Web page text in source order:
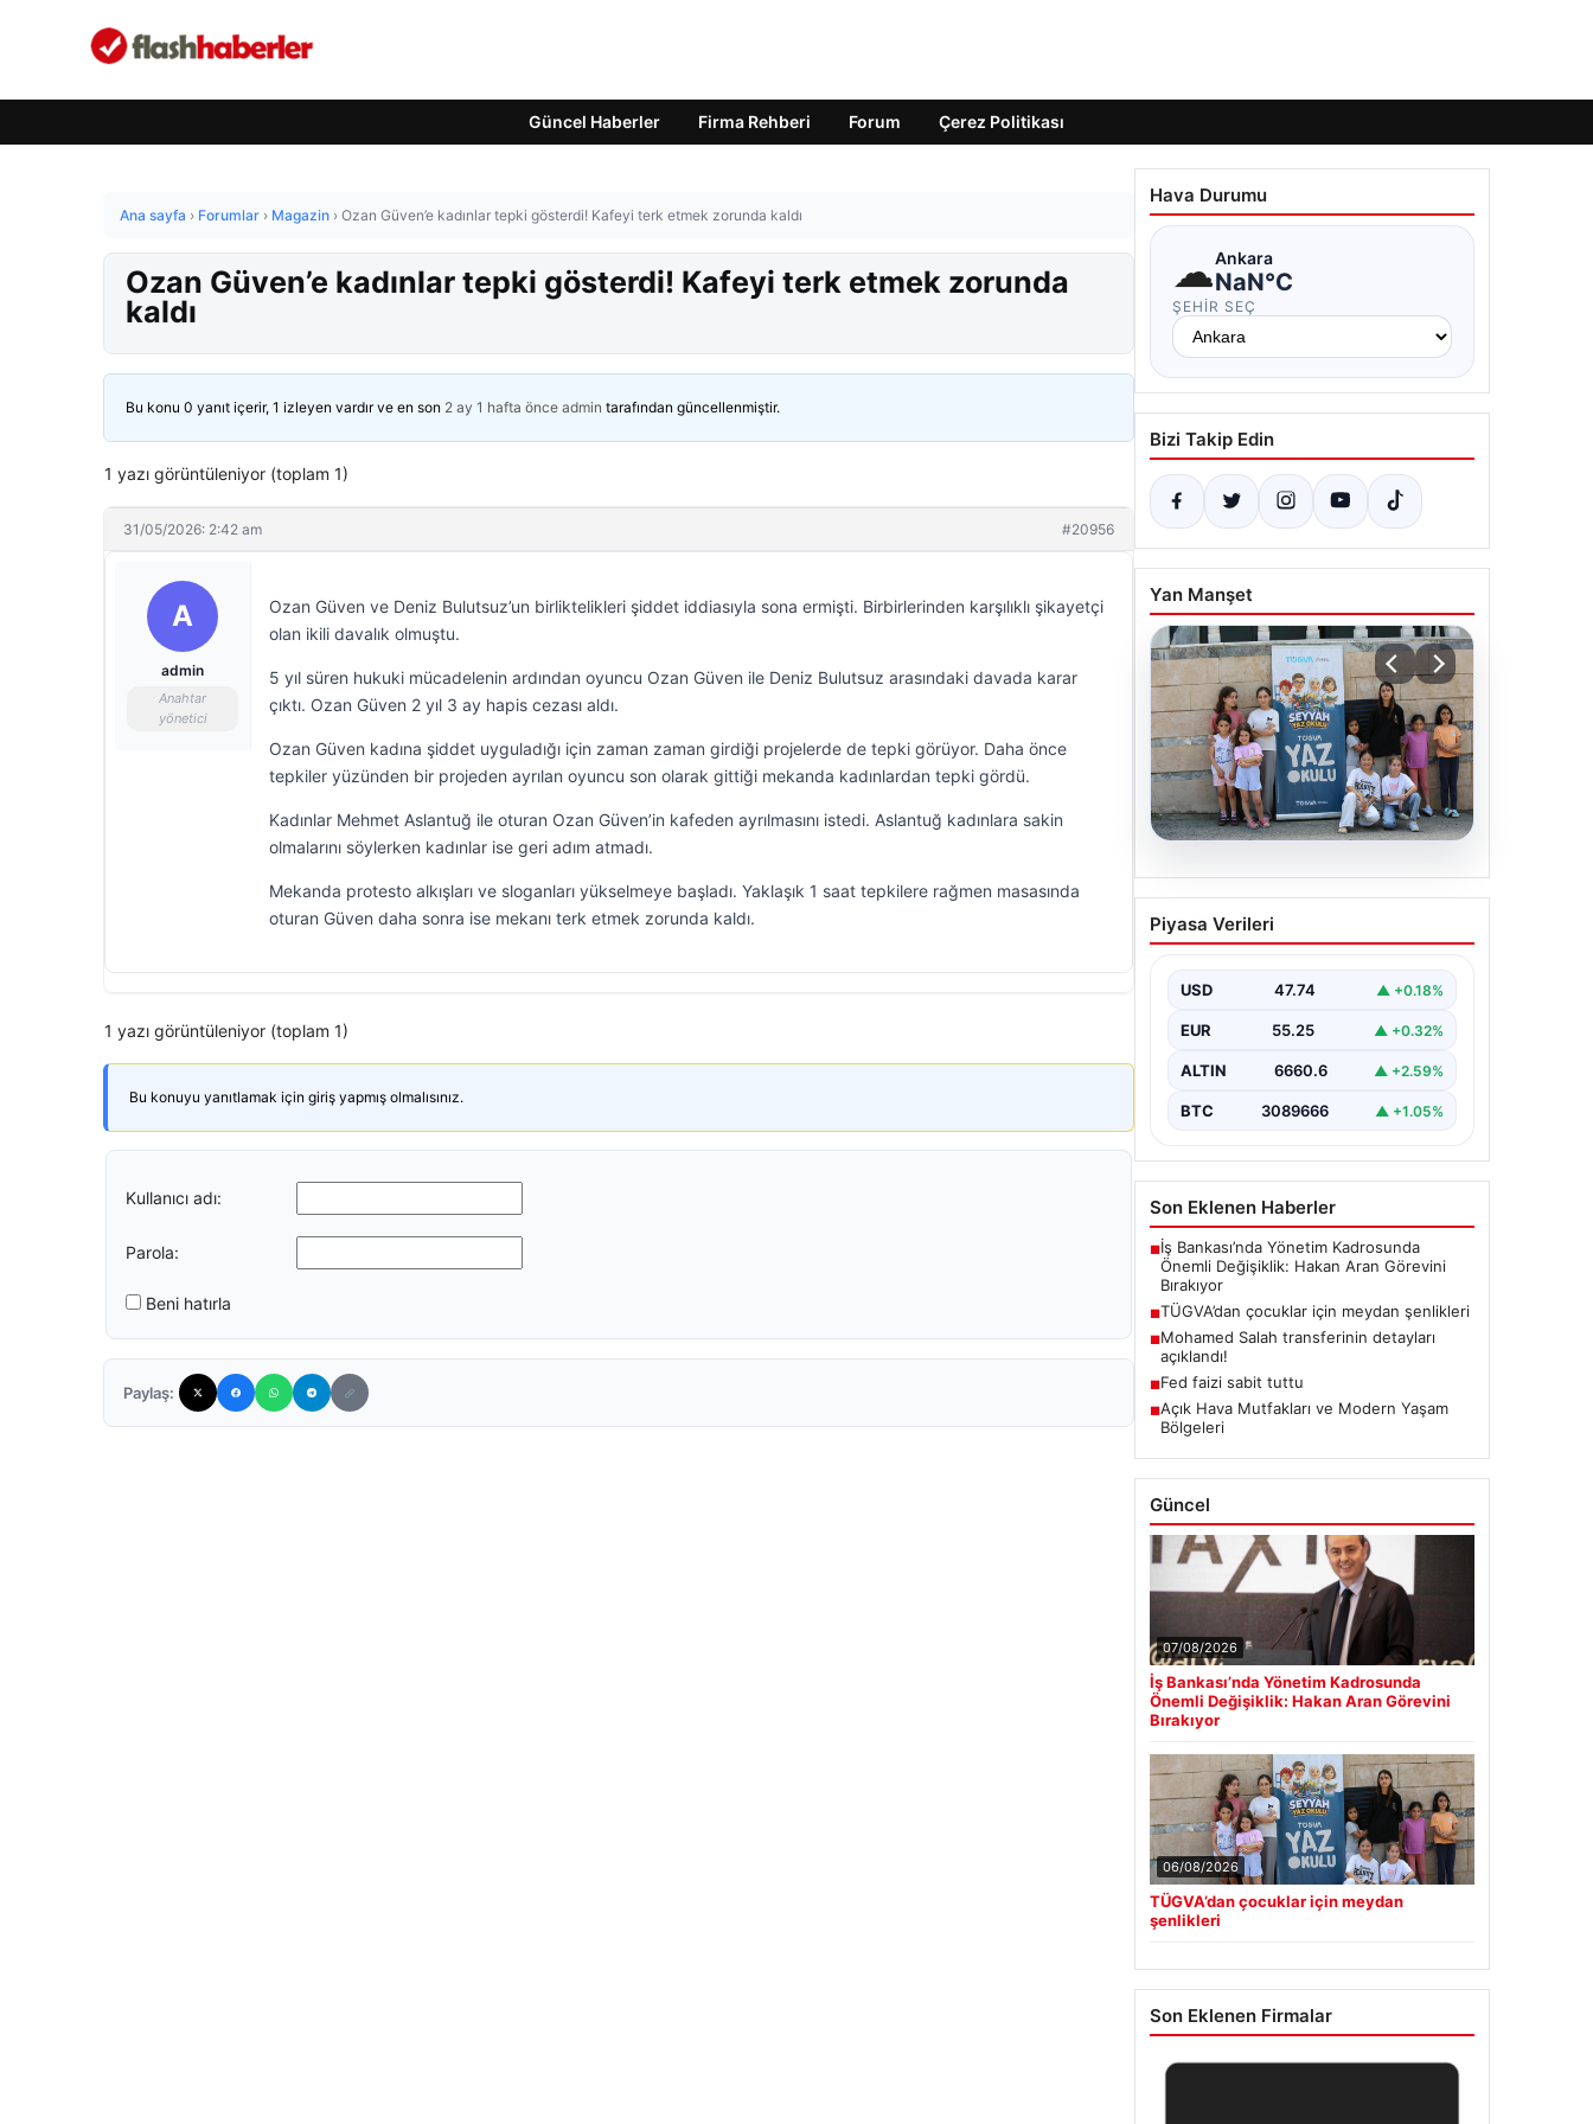
Güncel Haberler Firma Rehberi Forum Çerez Politikası
Ana sayfa › Forumlar › Magazin › Ozan Güven’e kadınlar tepki gösterdi! Kafeyi terk etmek zorunda kaldı
Ozan Güven’e kadınlar tepki gösterdi! Kafeyi terk etmek zorunda
kaldı
Bu konu 0 yanıt içerir, 1 izleyen vardır ve en son 2 ay 1 hafta önce admin tarafından güncellenmiştir.
1 yazı görüntüleniyor (toplam 1)
31/05/2026: 2:42 am #20956
A
admin
Anahtar
yönetici
Ozan Güven ve Deniz Bulutsuz’un birliktelikleri şiddet iddiasıyla sona ermişti. Birbirlerinden karşılıklı şikayetçi
olan ikili davalık olmuştu.
5 yıl süren hukuki mücadelenin ardından oyuncu Ozan Güven ile Deniz Bulutsuz arasındaki davada karar
çıktı. Ozan Güven 2 yıl 3 ay hapis cezası aldı.
Ozan Güven kadına şiddet uyguladığı için zaman zaman girdiği projelerde de tepki görüyor. Daha önce
tepkiler yüzünden bir projeden ayrılan oyuncu son olarak gittiği mekanda kadınlardan tepki gördü.
Kadınlar Mehmet Aslantuğ ile oturan Ozan Güven’in kafeden ayrılmasını istedi. Aslantuğ kadınlara sakin
olmalarını söylerken kadınlar ise geri adım atmadı.
Mekanda protesto alkışları ve sloganları yükselmeye başladı. Yaklaşık 1 saat tepkilere rağmen masasında
oturan Güven daha sonra ise mekanı terk etmek zorunda kaldı.
1 yazı görüntüleniyor (toplam 1)
Bu konuyu yanıtlamak için giriş yapmış olmalısınız.
Kullanıcı adı:
Parola:
Beni hatırla
Paylaş:
Hava Durumu
☁Ankara
NaN°C
ŞEHIR SEÇ
Bizi Takip Edin
Yan Manşet
06.08.2026
TÜGVA’dan çocuklar için
meydan şenlikleri
Piyasa Verileri
USD 47.74 ▲ +0.18%
EUR 55.25 ▲ +0.32%
ALTIN 6660.6 ▲ +2.59%
BTC 3089666 ▲ +1.05%
Son Eklenen Haberler
■İş Bankası’nda Yönetim Kadrosunda
Önemli Değişiklik: Hakan Aran Görevini
Bırakıyor
■TÜGVA’dan çocuklar için meydan şenlikleri
■Mohamed Salah transferinin detayları
açıklandı!
■Fed faizi sabit tuttu
■Açık Hava Mutfakları ve Modern Yaşam
Bölgeleri
Güncel
07/08/2026
İş Bankası’nda Yönetim Kadrosunda
Önemli Değişiklik: Hakan Aran Görevini
Bırakıyor
06/08/2026
TÜGVA’dan çocuklar için meydan
şenlikleri
Son Eklenen Firmalar